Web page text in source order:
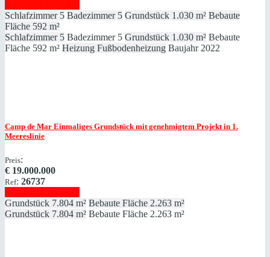
Schlafzimmer 5 Badezimmer 5 Grundstück 1.030 m² Bebaute
Fläche 592 m²
Schlafzimmer 5 Badezimmer 5 Grundstück 1.030 m² Bebaute
Fläche 592 m² Heizung Fußbodenheizung Baujahr 2022
Camp de Mar Einmaliges Grundstück mit genehmigtem Projekt in 1.
Meereslinie
Preis:
€ 19.000.000
Ref: 26737
Grundstück 7.804 m² Bebaute Fläche 2.263 m²
Grundstück 7.804 m² Bebaute Fläche 2.263 m²